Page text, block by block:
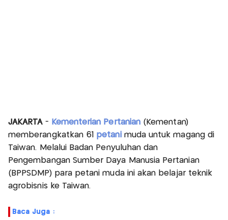
JAKARTA- Kementerian Pertanian (Kementan)
memberangkatkan 61 petanimuda untuk magang di
Taiwan. Melalui Badan Penyuluhan dan
Pengembangan Sumber Daya Manusia Pertanian
(BPPSDMP) para petani muda ini akan belajar teknik
agrobisnis ke Taiwan.
Baca Juga :